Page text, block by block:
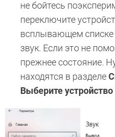
не бойтесь
переключите
всплывающем списке
звук. Если это не
прежнее состояние.
находятся в разделе
Выберите